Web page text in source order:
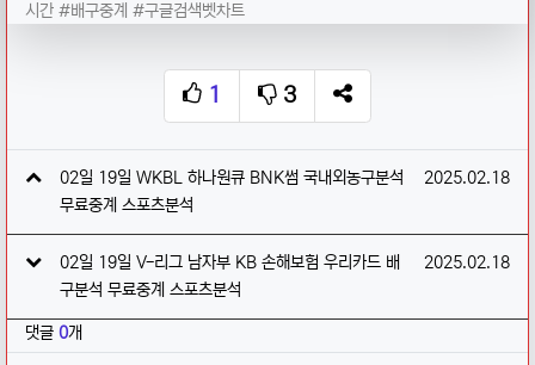
시간 #배구중계 #구글검색벳차트
1
추천
3
비추천SNS 공유
02일 19일 WKBL 하나원큐 BNK썸 국내외농구분석
무료중계 스포츠분석
작성일
2025.02.18
02일 19일 V-리그 남자부 KB 손해보험 우리카드 배
구분석 무료중계 스포츠분석
작성일
2025.02.18
댓글 0개